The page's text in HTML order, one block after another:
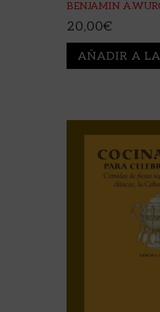
BENJAMIN
L.WHITE
20,00€
AÑADIR A